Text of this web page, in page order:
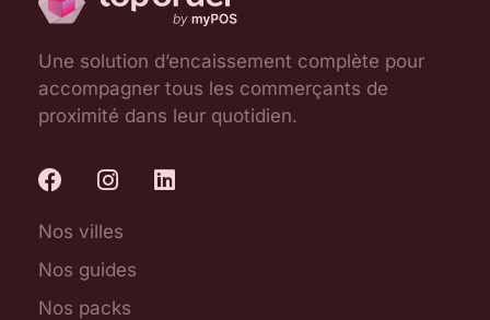
Une solution d’encaissement complète pour
accompagner tous les commerçants de
proximité dans leur quotidien.
Nos villes
Nos guides
Nos packs